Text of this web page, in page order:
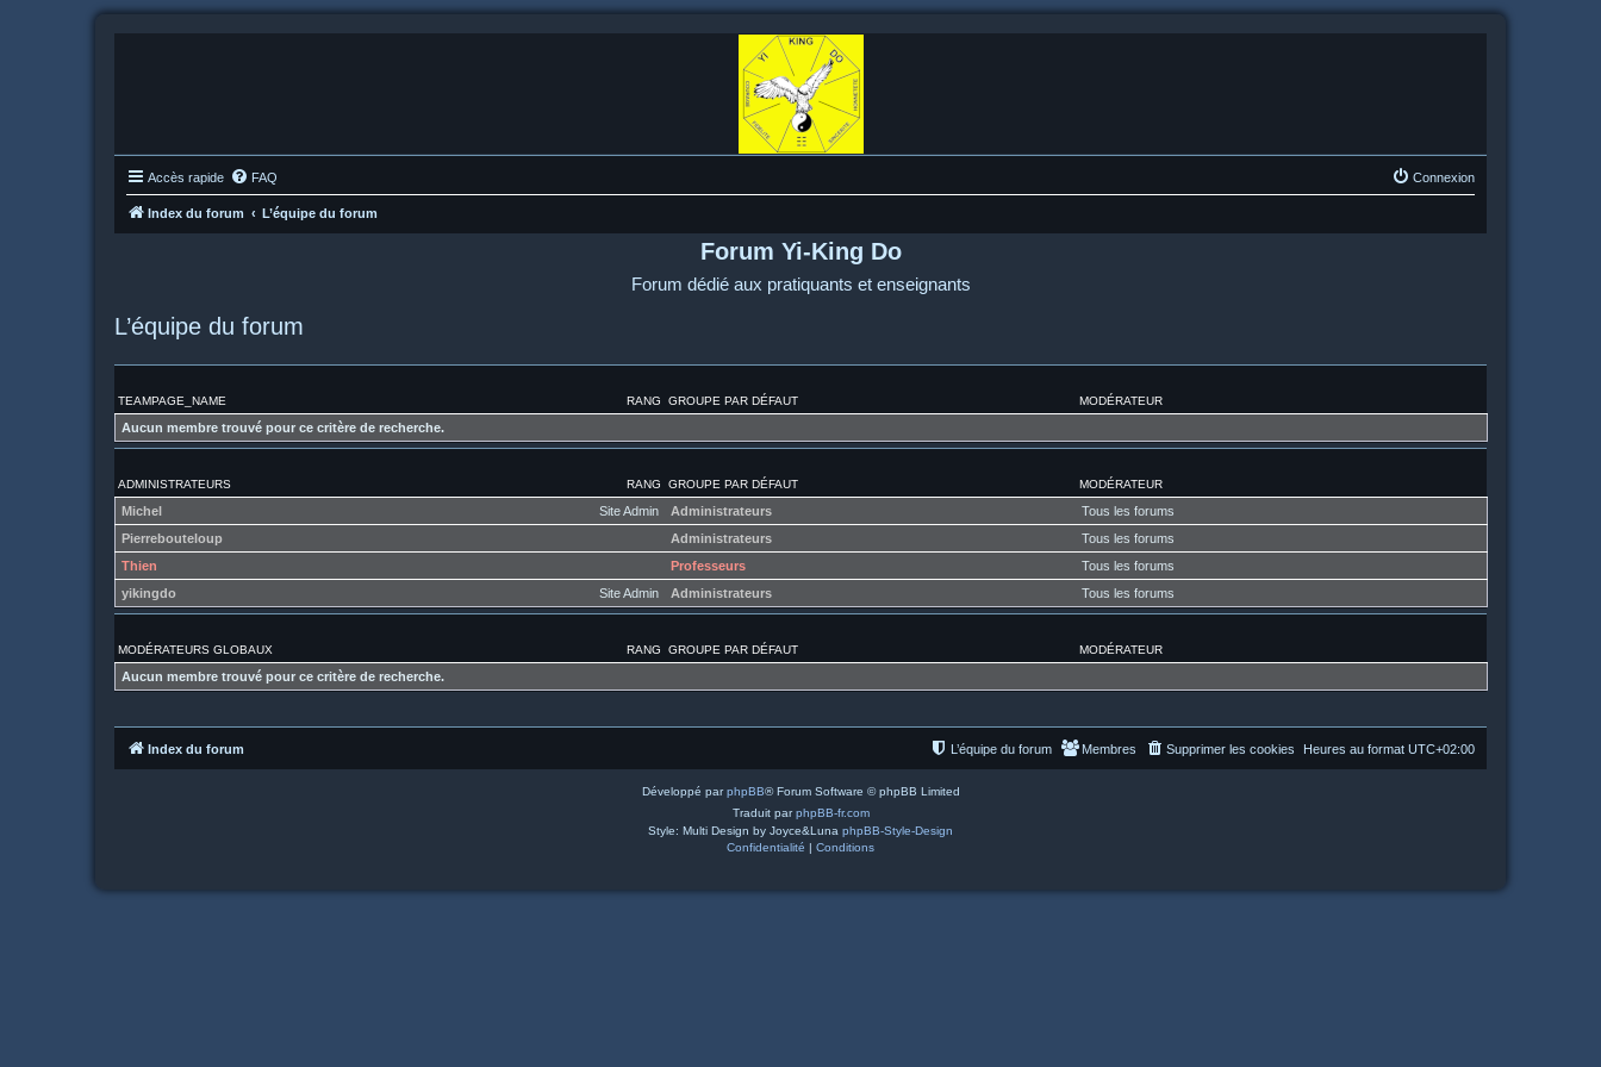
Accès rapide FAQ Connexion
Index du forum L’équipe du forum
Forum Yi-King Do
Forum dédié aux pratiquants et enseignants
L’équipe du forum
RANG
TEAMPAGE_NAME GROUPE PAR DÉFAUT MODÉRATEUR
Aucun membre trouvé pour ce critère de recherche.
RANG
ADMINISTRATEURS GROUPE PAR DÉFAUT MODÉRATEUR
Site Admin
Michel Administrateurs
Tous les forums
Pierrebouteloup
Administrateurs
Tous les forums
Thien
Professeurs
Tous les forums
Site Admin
yikingdo Administrateurs Tous les forums
RANG
MODÉRATEURS GLOBAUX GROUPE PAR DÉFAUT MODÉRATEUR
Aucun membre trouvé pour ce critère de recherche.
Index du forum Heures au format UTC+02:00
Supprimer les cookies
Membres
L’équipe du forum
Développé parphpBB® Forum Software © phpBB Limited
Traduit parphpBB-fr.com
Style: Multi Design by Joyce&Luna phpBB-Style-Design
Confidentialité | Conditions